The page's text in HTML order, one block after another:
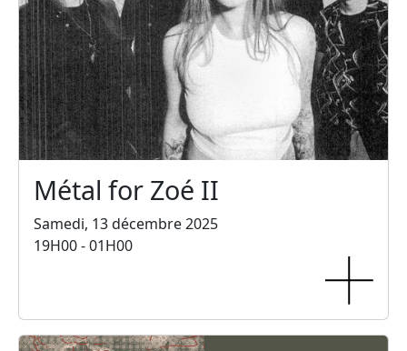
Métal for Zoé II
Samedi, 13 décembre 2025
19H00 - 01H00